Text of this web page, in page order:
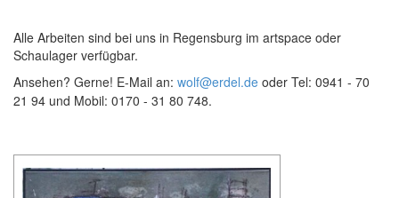
Alle Arbeiten sind bei uns in Regensburg im artspace oder
Schaulager verfügbar.
Ansehen? Gerne! E-Mail an: wolf@erdel.de oder Tel: 0941 - 70
21 94 und Mobil: 0170 - 31 80 748.